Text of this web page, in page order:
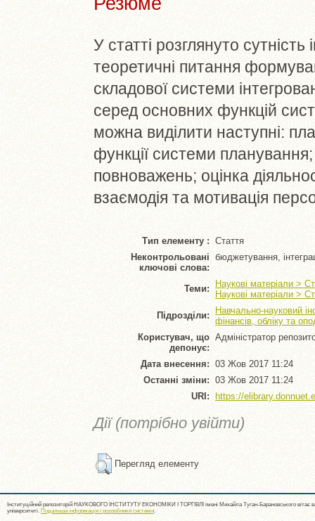
У статті розглянуто
теоретичні питання
складової системи
серед основних функцій
можна виділити наступні:
функції системи
повноважень; оцінка
взаємодія та мотивація
Тип елементу : Стаття
Неконтрольовані
ключові слова:
бюджетування,
Теми:
Наукові матеріали >
Наукові матеріали >
Підрозділи:
Навчально-науковий
фінансів, обліку та
Користувач, що
депонує:
Адміністратор
Дата внесення: 03 Жов 2017 11:24
Останні зміни: 03 Жов 2017 11:24
URI:
https://
Дії (потрібно увійти)
Перегляд елементу
Інституційний репозиторій НАУКОВОГО ІНСТИТУТУ ЕКОНОМІКИ І ТОРГІВЛІ імені Михайла Туган-Барановського вітає
університеті. Подальша інформація і розробники системи